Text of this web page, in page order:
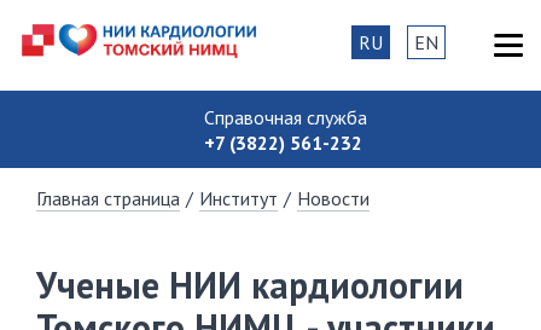
Справочная служба
+7 (3822) 561-232
RU EN
Главная страница / Институт / Новости
Ученые НИИ кардиологии